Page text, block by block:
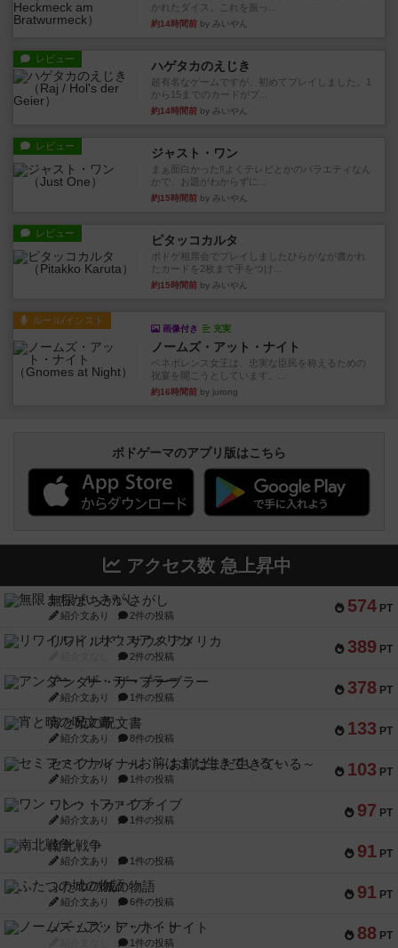
かれたダイス。これを振っ...
約14時間前 by みいやん
レビュー ハゲタカのえじき
超有名なゲームですが、初めてプレイしました。1
から15までのカードがプ...
約14時間前 by みいやん
レビュー ジャスト・ワン
まぁ面白かった‼️よくテレビとかのバラエティなん
かで、お題がわからずに...
約15時間前 by みいやん
レビュー ピタッコカルタ
ボドゲ相席会でプレイしましたひらがなが書かれ
たカードを2枚まで手をつけ...
約15時間前 by みいやん
ルール/インスト
画像付き 充実
ノームズ・アット・ナイト
ベネボレンス女王は、忠実な臣民を称えるための
祝宴を開こうとしています。...
約16時間前 by jurong
ボドゲーマのアプリ版はこちら
アクセス数 急上昇中
574 PT
無限まちがいさがし
紹介文あり 2件の投稿
389 PT
リワイルド：サウスアメリカ
2件の投稿
378 PT
アンダー・ザ・テーブラー
紹介文あり 1件の投稿
133 PT
宵と暁の呪文書
紹介文あり 8件の投稿
103 PT
セミファイナル ～お前はまだ生きている～
紹介文あり 1件の投稿
97 PT
ワン・トゥ・ファイブ
紹介文あり 1件の投稿
91 PT
南北戦争
紹介文あり 1件の投稿
91 PT
ふたつの城の物語
紹介文あり 6件の投稿
88 PT
ノームズ・アット・ナイト
1件の投稿